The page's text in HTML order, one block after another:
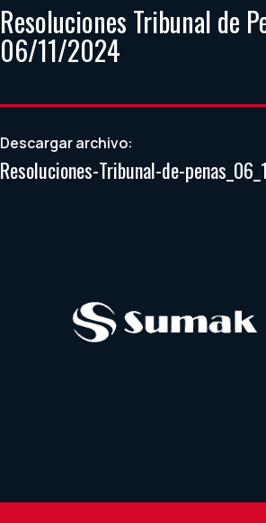
Resoluciones Tribunal de
06/11/2024
Descargar archivo:
Resoluciones-Tribunal-de-